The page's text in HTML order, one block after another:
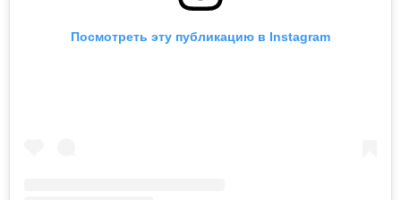
Посмотреть эту публикацию в Instagram